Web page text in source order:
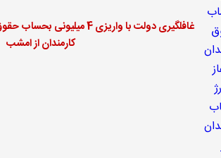
غافلگیری دولت با واریزی 4
کارمندان از امشب